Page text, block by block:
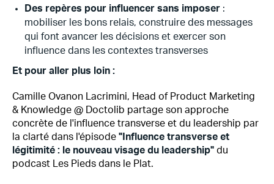
Des repères pour influencer sans imposer :
mobiliser les bons relais, construire des messages
qui font avancer les décisions et exercer son
influence dans les contextes transverses
Et pour aller plus loin :
Camille Ovanon Lacrimini, Head of Product Marketing
& Knowledge @ Doctolib partage son approche
concrète de l'influence transverse et du leadership par
la clarté dans l'épisode "Influence transverse et
légitimité : le nouveau visage du leadership" du
podcast Les Pieds dans le Plat.